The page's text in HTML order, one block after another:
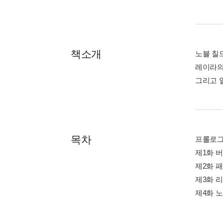
책소개
노블 칠
레이라
그리고
목차
프롤로
제1화
제2화
제3화
제4화